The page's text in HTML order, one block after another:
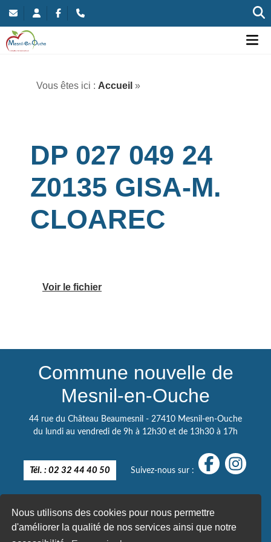
Nous utilisons des cookies pour nous permettre
d'améliorer la qualité de nos services ainsi que notre
Vous êtes ici : Accueil »
DP 027 049 24
Z0135 GISA-M.
CLOAREC
Voir le fichier
Commune nouvelle de
Mesnil-en-Ouche
44 rue du Château Beaumesnil - 27410 Mesnil-en-Ouche
du lundi au vendredi de 9h à 12h30 et de 13h30 à 17h
Tél. : 02 32 44 40 50 Suivez-nous sur :